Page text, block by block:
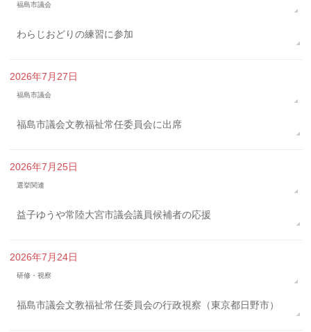
福島市議会
わらじおどりの練習に参加
2026年7月27日
福島市議会
福島市議会文教福祉常任委員会に出席
2026年7月25日
選挙関連
益子ゆうや常陸大宮市議会議員候補者の応援
2026年7月24日
研修・視察
福島市議会文教福祉常任委員会の行政視察（東京都日野市）